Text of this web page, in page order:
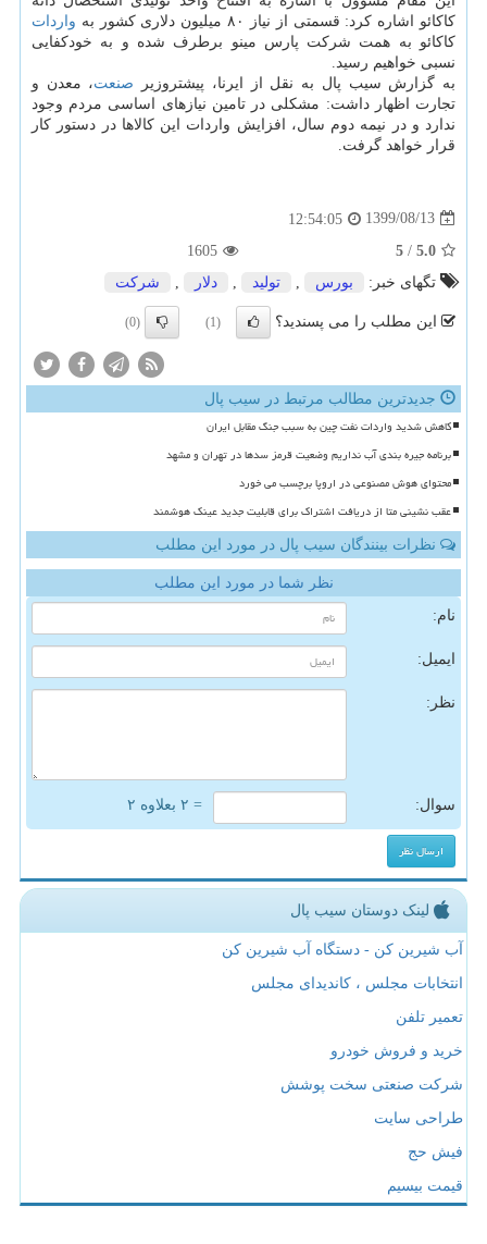
کاکائو اشاره کرد: قسمتی از نیاز ۸۰ میلیون دلاری کشور به
واردات
کاکائو به همت شرکت پارس مینو برطرف شده و به خودکفایی
نسبی خواهیم رسید.
به گزارش سیب پال به نقل از ایرنا، پیشتروزیر صنعت، معدن و
تجارت اظهار داشت: مشکلی در تامین نیازهای اساسی مردم وجود
ندارد و در نیمه دوم سال، افزایش واردات این کالاها در دستور کار
قرار خواهد گرفت.
1399/08/13
12:54:05
5.0
/
5
1605
تگهای خبر:
بورس تولید دلار شركت
این مطلب را می پسندید؟ (1)
(0)
جدیدترین مطالب مرتبط در سیب پال
کاهش شدید واردات نفت چین به سبب جنگ مقابل ایران
برنامه جیره بندی آب نداریم وضعیت قرمز سدها در تهران و مشهد
محتوای هوش مصنوعی در اروپا برچسب می خورد
عقب نشینی متا از دریافت اشتراک برای قابلیت جدید عینک هوشمند
نظرات بینندگان سیب پال در مورد این مطلب
نظر شما در مورد این مطلب
نام:
ایمیل:
نظر:
سوال: = ۲ بعلاوه ۲
لینک دوستان سیب پال
آب شیرین کن - دستگاه آب شیرین کن
انتخابات مجلس ، کاندیدای مجلس
تعمیر تلفن
خرید و فروش خودرو
شرکت صنعتی سخت پوشش
طراحی سایت
فیش حج
قیمت بیسیم